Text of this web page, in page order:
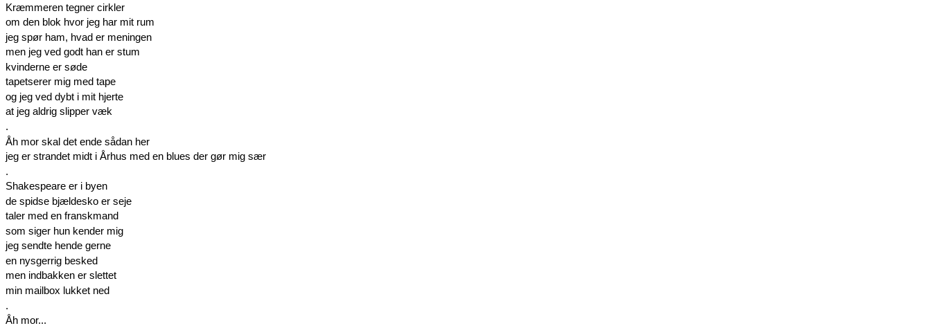
Kræmmeren tegner cirkler
om den blok hvor jeg har mit rum
jeg spør ham, hvad er meningen
men jeg ved godt han er stum
kvinderne er søde
tapetserer mig med tape
og jeg ved dybt i mit hjerte
at jeg aldrig slipper væk
.
Åh mor skal det ende sådan her
jeg er strandet midt i Århus med en blues der gør mig sær
.
Shakespeare er i byen
de spidse bjældesko er seje
taler med en franskmand
som siger hun kender mig
jeg sendte hende gerne
en nysgerrig besked
men indbakken er slettet
min mailbox lukket ned
.
Åh mor...